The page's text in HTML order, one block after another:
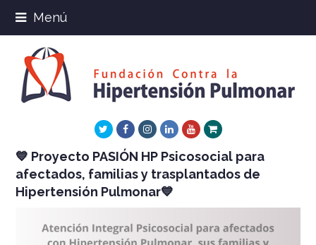
Menú
TwitterFacebookInstagram
LinkedInYoutube
Xing
💙 Proyecto PASIÓN HP Psicosocial para
afectados, familias y trasplantados de
Hipertensión Pulmonar💙